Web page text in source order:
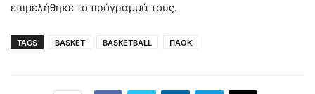
επιμελήθηκε το πρόγραμμά τους.
TAGS BASKET BASKETBALL ΠΑΟΚ